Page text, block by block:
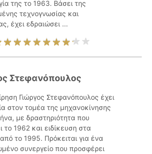
της το 1963. Βάσει της
τεχνογνωσίας και
έχει εδραιώσει ...
Στεφανόπουλος
Γιώργος Στεφανόπουλος έχει
στον τομέα της μηχανοκίνησης
με δραστηριότητα που
το 1962 και ειδίκευση στα
το 1995. Πρόκειται για ένα
συνεργείο που προσφέρει